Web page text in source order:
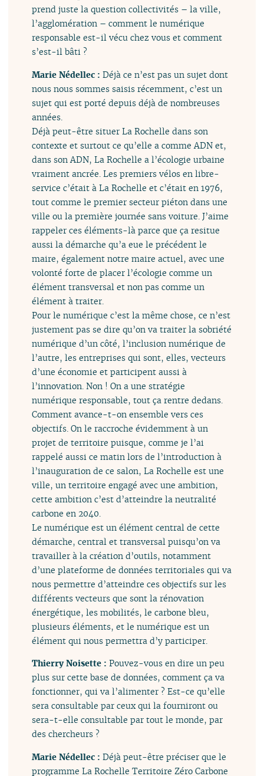
prend juste la question collectivités – la ville,
l’agglomération – comment le numérique
responsable est-il vécu chez vous et comment
s’est-il bâti ?
Marie Nédellec :Déjà ce n’est pas un sujet dont
nous nous sommes saisis récemment, c’est un
sujet qui est porté depuis déjà de nombreuses
années.
Déjà peut-être situer La Rochelle dans son
contexte et surtout ce qu’elle a comme ADN et,
dans son ADN, La Rochelle a l’écologie urbaine
vraiment ancrée. Les premiers vélos en libre-
service c’était à La Rochelle et c’était en 1976,
tout comme le premier secteur piéton dans une
ville ou la première journée sans voiture. J’aime
rappeler ces éléments-là parce que ça resitue
aussi la démarche qu’a eue le précédent le
maire, également notre maire actuel, avec une
volonté forte de placer l’écologie comme un
élément transversal et non pas comme un
élément à traiter.
Pour le numérique c’est la même chose, ce n’est
justement pas se dire qu’on va traiter la sobriété
numérique d’un côté, l’inclusion numérique de
l’autre, les entreprises qui sont, elles, vecteurs
d’une économie et participent aussi à
l’innovation. Non ! On a une stratégie
numérique responsable, tout ça rentre dedans.
Comment avance-t-on ensemble vers ces
objectifs. On le raccroche évidemment à un
projet de territoire puisque, comme je l’ai
rappelé aussi ce matin lors de l’introduction à
l’inauguration de ce salon, La Rochelle est une
ville, un territoire engagé avec une ambition,
cette ambition c’est d’atteindre la neutralité
carbone en 2040.
Le numérique est un élément central de cette
démarche, central et transversal puisqu’on va
travailler à la création d’outils, notamment
d’une plateforme de données territoriales qui va
nous permettre d’atteindre ces objectifs sur les
différents vecteurs que sont la rénovation
énergétique, les mobilités, le carbone bleu,
plusieurs éléments, et le numérique est un
élément qui nous permettra d’y participer.
Thierry Noisette :Pouvez-vous en dire un peu
plus sur cette base de données, comment ça va
fonctionner, qui va l’alimenter ? Est-ce qu’elle
sera consultable par ceux qui la fourniront ou
sera-t-elle consultable par tout le monde, par
des chercheurs ?
Marie Nédellec :Déjà peut-être préciser que le
programme La Rochelle Territoire Zéro Carbone